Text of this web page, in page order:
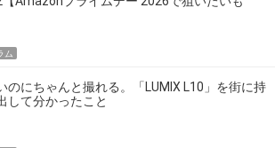
ム
のにちゃんと撮れる。「LUMIX L10」を街に持
して分かったこと